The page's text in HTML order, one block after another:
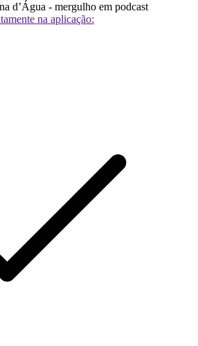
d’Água - mergulho em podcast
na aplicação: